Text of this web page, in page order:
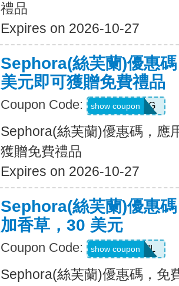
禮品
Expires on 2026-10-27
Sephora(絲芙蘭)優惠
美元即可獲贈免費禮品
Coupon Code: ROUGEBAG
show coupon
Sephora(絲芙蘭)優惠碼，應
獲贈免費禮品
Expires on 2026-10-27
Sephora(絲芙蘭)優惠
加香草，30 美元
Coupon Code: NESTOIL
show coupon
Sephora(絲芙蘭)優惠碼，免